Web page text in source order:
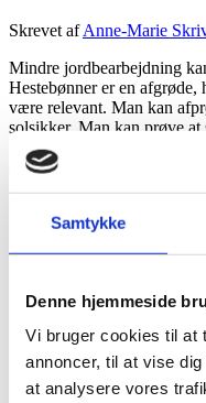
Samtykke
Denne hjemmeside
Vi bruger cookies til at
annoncer, til at vise
at analysere vores
Skrevet afAnne-Marie
Mindre jordbearbejdning
Hestebønner er en
være relevant. Man kan
solsikker. Man kan prøve at
Læs videre